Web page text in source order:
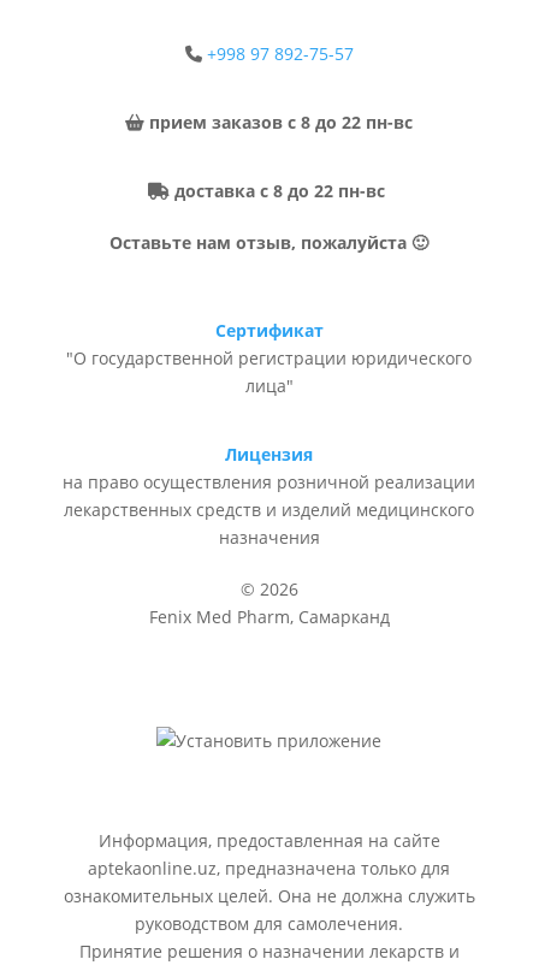
+998 97 892-75-57
прием заказов с 8 до 22 пн-вс
доставка с 8 до 22 пн-вс
Оставьте нам отзыв, пожалуйста 🙂
Сертификат
"О государственной регистрации юридического
лица"
Лицензия
на право осуществления розничной реализации
лекарственных средств и изделий медицинского
назначения
© 2026
Fenix Med Pharm, Самарканд
Информация, предоставленная на сайте
aptekaonline.uz, предназначена только для
ознакомительных целей. Она не должна служить
руководством для самолечения.
Принятие решения о назначении лекарств и